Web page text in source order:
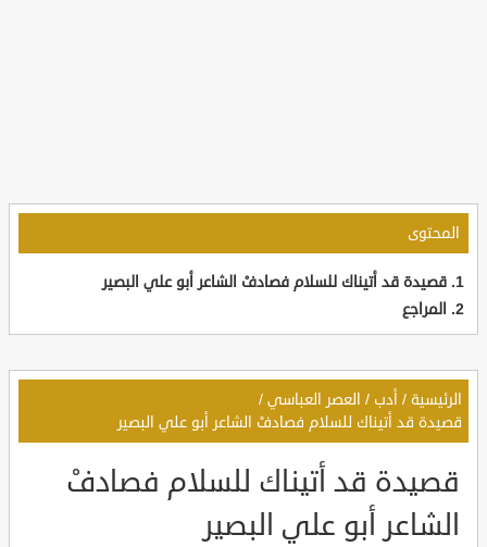
المحتوى
قصيدة قد أتيناك للسلام فصادفْ الشاعر أبو علي البصير
المراجع
الرئيسية / أدب / العصر العباسي /
قصيدة قد أتيناك للسلام فصادفْ الشاعر أبو علي البصير
قصيدة قد أتيناك للسلام فصادفْ
الشاعر أبو علي البصير